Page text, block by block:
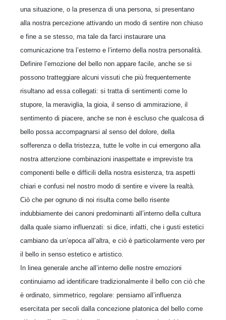
una situazione, o la presenza di una persona, si presentano
alla nostra percezione attivando un modo di sentire non chiuso
e fine a se stesso, ma tale da farci instaurare una
comunicazione tra l’esterno e l’interno della nostra personalità.
Definire l’emozione del bello non appare facile, anche se si
possono tratteggiare alcuni vissuti che più frequentemente
risultano ad essa collegati: si tratta di sentimenti come lo
stupore, la meraviglia, la gioia, il senso di ammirazione, il
sentimento di piacere, anche se non è escluso che qualcosa di
bello possa accompagnarsi al senso del dolore, della
sofferenza o della tristezza, tutte le volte in cui emergono alla
nostra attenzione combinazioni inaspettate e impreviste tra
componenti belle e difficili della nostra esistenza, tra aspetti
chiari e confusi nel nostro modo di sentire e vivere la realtà.
Ciò che per ognuno di noi risulta come bello risente
indubbiamente dei canoni predominanti all’interno della cultura
dalla quale siamo influenzati: si dice, infatti, che i gusti estetici
cambiano da un’epoca all’altra, e ciò è particolarmente vero per
il bello in senso estetico e artistico.
In linea generale anche all’interno delle nostre emozioni
continuiamo ad identificare tradizionalmente il bello con ciò che
è ordinato, simmetrico, regolare: pensiamo all’influenza
esercitata per secoli dalla concezione platonica del bello come